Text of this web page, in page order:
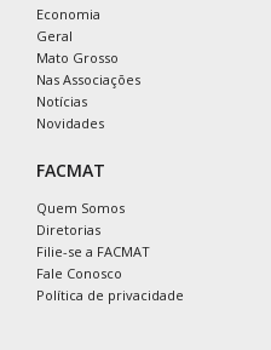
Economia
Geral
Mato Grosso
Nas Associações
Notícias
Novidades
FACMAT
Quem Somos
Diretorias
Filie-se a FACMAT
Fale Conosco
Política de privacidade